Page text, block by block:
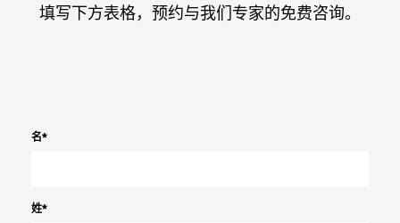
填写下方表格，预约与我们专家的免费咨询。
名*
姓*